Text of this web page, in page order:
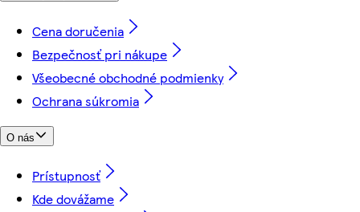
Cena doručenia
Bezpečnosť pri nákupe
Všeobecné obchodné podmienky
Ochrana súkromia
O nás
Prístupnosť
Kde dovážame